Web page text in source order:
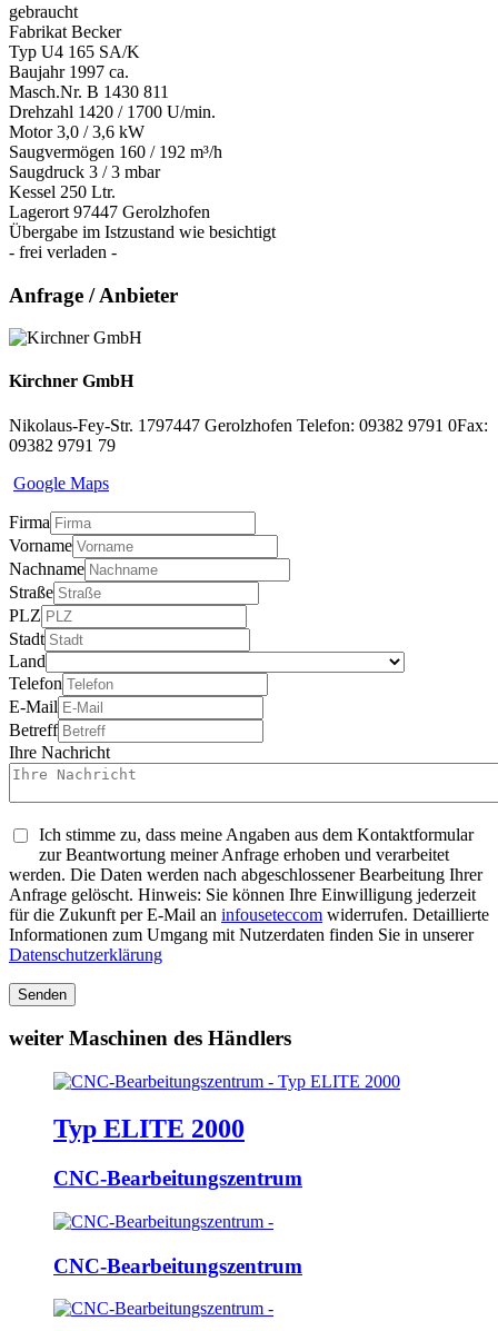
gebraucht
Fabrikat Becker
Typ U4 165 SA/K
Baujahr 1997 ca.
Masch.Nr. B 1430 811
Drehzahl 1420 / 1700 U/min.
Motor 3,0 / 3,6 kW
Saugvermögen 160 / 192 m³/h
Saugdruck 3 / 3 mbar
Kessel 250 Ltr.
Lagerort 97447 Gerolzhofen
Übergabe im Istzustand wie besichtigt
- frei verladen -
Anfrage / Anbieter
Kirchner GmbH
Nikolaus-Fey-Str. 1797447 Gerolzhofen Telefon: 09382 9791 0Fax:
09382 9791 79
Google Maps
Firma
Vorname
Nachname
Straße
PLZ
Stadt
Land
Telefon
E-Mail
Betreff
Ihre Nachricht
Ich stimme zu, dass meine Angaben aus dem Kontaktformular
zur Beantwortung meiner Anfrage erhoben und verarbeitet
werden. Die Daten werden nach abgeschlossener Bearbeitung Ihrer
Anfrage gelöscht. Hinweis: Sie können Ihre Einwilligung jederzeit
für die Zukunft per E-Mail an infouseteccom widerrufen. Detaillierte
Informationen zum Umgang mit Nutzerdaten finden Sie in unserer
Datenschutzerklärung
Senden
weiter Maschinen des Händlers
Typ ELITE 2000
CNC-Bearbeitungszentrum
CNC-Bearbeitungszentrum